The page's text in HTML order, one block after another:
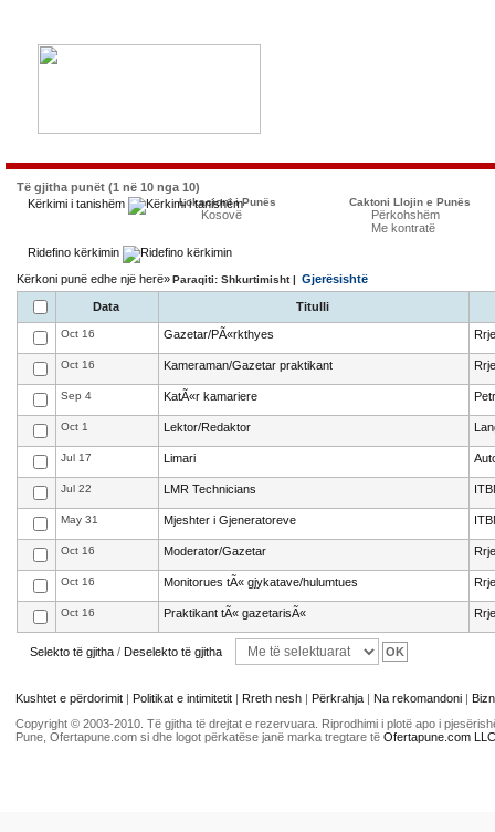
Të gjitha punët (1 në 10 nga 10)
Kërkimi i tanishëm
Lokacioni i Punës
Kosovë
Caktoni Llojin e Punës
Përkohshëm
Me kontratë
Ridefino kërkimin
Kërkoni punë edhe një herë»Paraqiti: Shkurtimisht | Gjerësishtë
Data Titulli
Oct 16 Gazetar/PÃ«rkthyes
Oct 16 Kameraman/Gazetar praktikant
Sep 4 KatÃ«r kamariere
Oct 1 Lektor/Redaktor
Jul 17 Limari
Jul 22 LMR Technicians
May 31 Mjeshter i Gjeneratoreve
Oct 16 Moderator/Gazetar
Oct 16 Monitorues tÃ« gjykatave/hulumtues
Oct 16 Praktikant tÃ« gazetarisÃ«
Selekto të gjitha / Deselekto të gjitha
Kushtet e përdorimit | Politikat e intimitetit | Rreth nesh | Përkrahja | Na rekomandoni |
Copyright © 2003-2010. Të gjitha të drejtat e rezervuara. Riprodhimi i plotë apo i
Pune, Ofertapune.com si dhe logot përkatëse janë marka tregtare të Ofertapune.com LLC